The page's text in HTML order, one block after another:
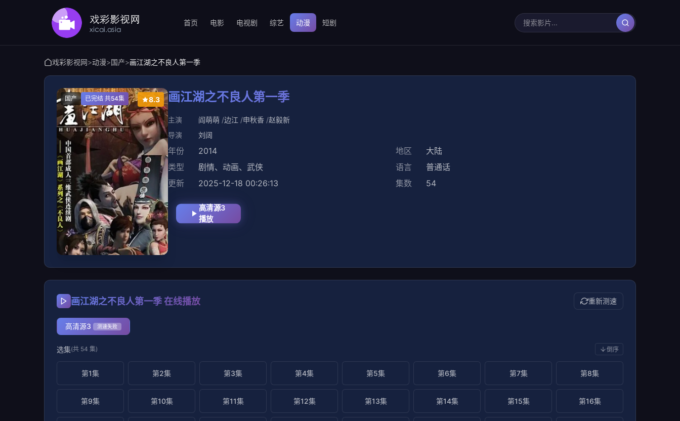
首页 电影 电视剧 综艺 动漫 短剧
戏彩影视网>动漫>国产>画江湖之不良人第一季
国产 已完结 共54集 8.3 画江湖之不良人第一季
主演 阎萌萌 边江 申秋香 赵毅新
导演
刘阔
年份 2014 地区
大陆
类型
剧情、 动画、 武侠 语言
普通话
更新
2025-12-18 00:26:13 集数 54
高清源3
播放
画江湖之不良人第一季 在线播放 重新测速
高清源3 测速失败
选集(共 54 集) 倒序
第1集 第2集 第3集 第4集 第5集 第6集 第7集 第8集
第9集 第10集 第11集 第12集 第13集 第14集 第15集 第16集